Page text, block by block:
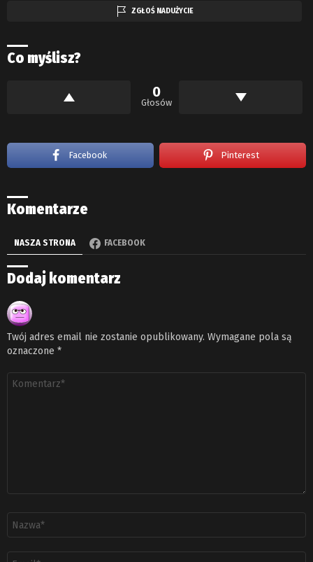
ZGŁOŚ NADUŻYCIE
Co myślisz?
0
Głosów
Facebook Pinterest
Komentarze
NASZA STRONA FACEBOOK
Dodaj komentarz
Twój adres email nie zostanie opublikowany. Wymagane pola są
oznaczone *
Komentarz